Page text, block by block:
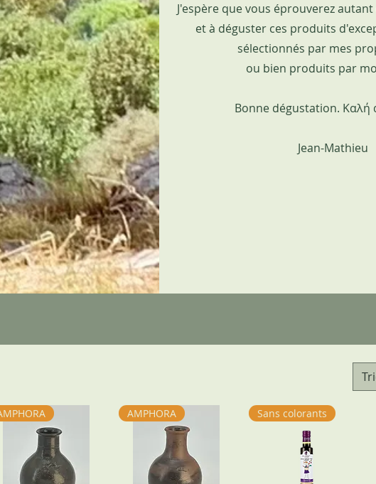
J'espère que vous éprouverez
et à déguster ces produits
sélectionnés par mes
ou bien produits par
Bonne dégustation. Καλή
Jean-Mathieu
AMPHORA Sans colorants